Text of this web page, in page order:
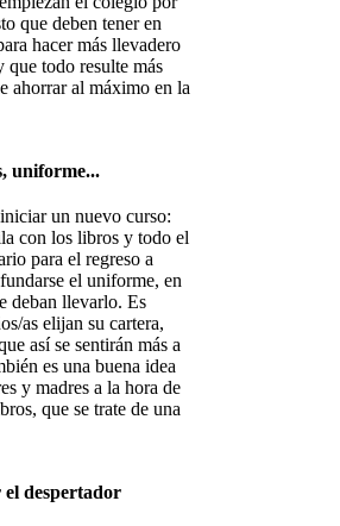
que deben tener en
hacer más llevadero
que todo resulte más
ahorrar al máximo en la
uniforme...
un nuevo curso:
con los libros y todo el
para el regreso a
el uniforme, en
deban llevarlo. Es
as elijan su cartera,
así se sentirán más a
es una buena idea
y madres a la hora de
que se trate de una
el despertador